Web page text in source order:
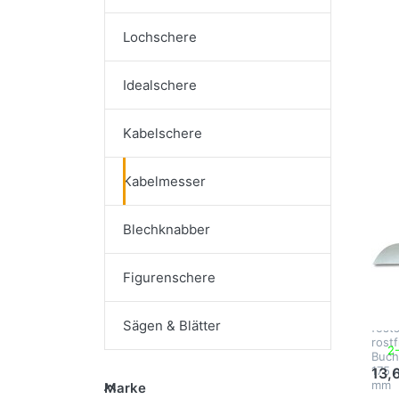
Lochschere
Idealschere
Kabelschere
Kabelmesser
Blechknabber
Figurenschere
Sägen & Blätter
Marke
Marke
175
mm